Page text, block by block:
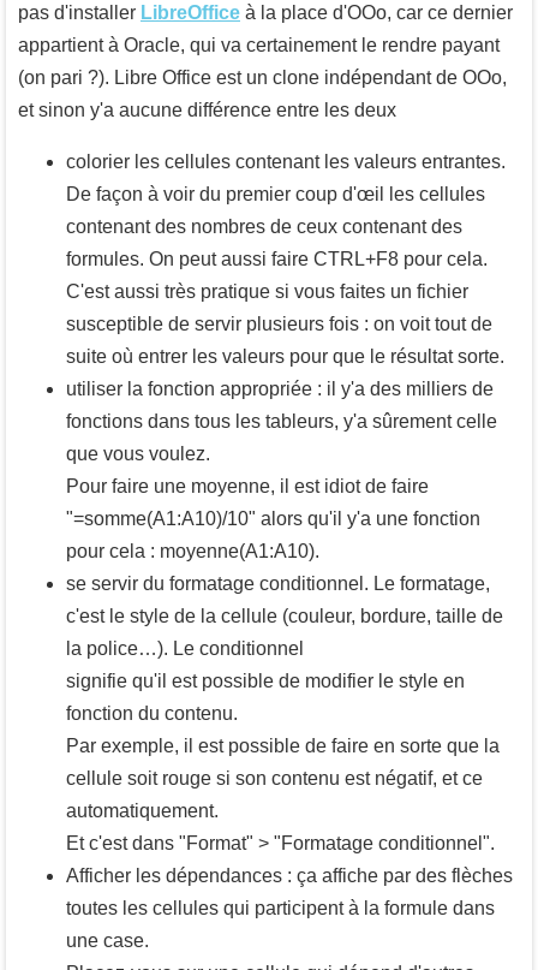
pas d'installer LibreOffice à la place d'OOo, car ce dernier
appartient à Oracle, qui va certainement le rendre payant
(on pari ?). Libre Office est un clone indépendant de OOo,
et sinon y'a aucune différence entre les deux
colorier les cellules contenant les valeurs entrantes.
De façon à voir du premier coup d'œil les cellules
contenant des nombres de ceux contenant des
formules. On peut aussi faire CTRL+F8 pour cela.
C'est aussi très pratique si vous faites un fichier
susceptible de servir plusieurs fois : on voit tout de
suite où entrer les valeurs pour que le résultat sorte.
utiliser la fonction appropriée : il y'a des milliers de
fonctions dans tous les tableurs, y'a sûrement celle
que vous voulez.
Pour faire une moyenne, il est idiot de faire
"=somme(A1:A10)/10" alors qu'il y'a une fonction
pour cela : moyenne(A1:A10).
se servir du formatage conditionnel. Le formatage,
c'est le style de la cellule (couleur, bordure, taille de
la police…). Le conditionnel
signifie qu'il est possible de modifier le style en
fonction du contenu.
Par exemple, il est possible de faire en sorte que la
cellule soit rouge si son contenu est négatif, et ce
automatiquement.
Et c'est dans "Format" > "Formatage conditionnel".
Afficher les dépendances : ça affiche par des flèches
toutes les cellules qui participent à la formule dans
une case.